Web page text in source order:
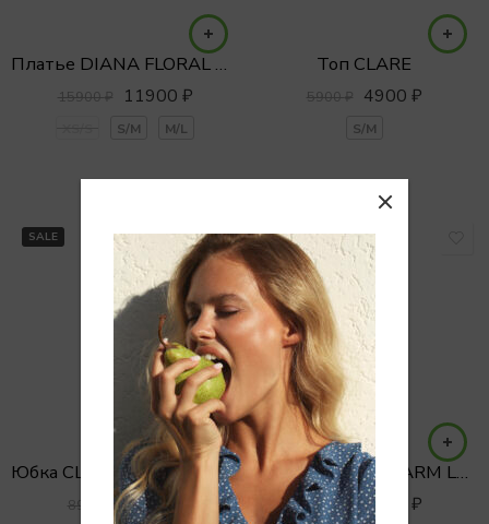
Платье DIANA FLORAL MIDI
15900₽ 11900 ₽
S/M M/L
Топ CLARE
5900₽ 4900 ₽
S/M
SALE
Юбка CLARE LACE в бельевом стиле
8900 ₽ 5900₽
SALE
ЮБКА МИДИ CHARM LACE TIFFANY
9900₽ 7900 ₽